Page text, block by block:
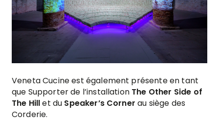
Veneta Cucine est également présente en tant
que Supporter de l’installation The Other Side of
The Hillet du Speaker’s Cornerau siège des
Corderie.